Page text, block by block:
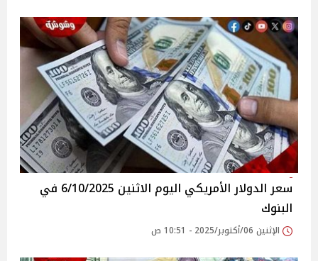
سعر الدولار الأمريكي اليوم الاثنين 6/10/2025 في
البنوك
الإثنين 06/أكتوبر/2025 - 10:51 ص